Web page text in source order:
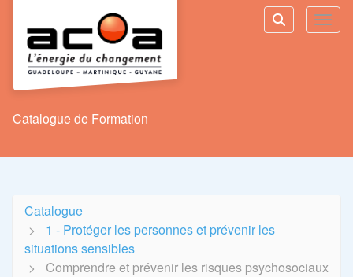
Aller au menu principal
Aller au contenu principal
Personnaliser l'interface
Rechercher
Catalogue de Formation
Catalogue
1 - Protéger les personnes et prévenir les
situations sensibles
Comprendre et prévenir les risques psychosociaux